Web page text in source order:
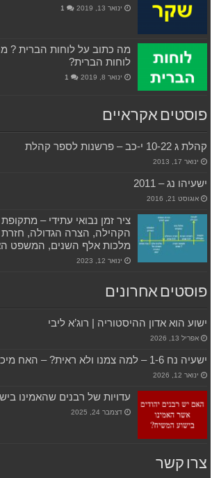
ינואר 13, 2019 1
מה כתוב על לוחות הברית ?
לוחות הברית?
ינואר 8, 2019 1
פוסטים אקראיים
קהלת ג 10-22 י-כב – פרשנות לספר קהלת
ינואר 17, 2013
ישעיהו נג – 2011
אוגוסט 21, 2016
ציר זמן נבואי עתידי –
הקהילה, הצרה הגדולה,
מלכות אלף השנים, המשפט
ינואר 12, 2023
פוסטים אחרונים
ישוע הוא אדון ההיסטוריה | רוג’א ליבי
אפריל 13, 2026
ישעיה נח 1-6 – למה צמנו ולא ראית? – האח מיכאל בנטלי
ינואר 12, 2026
עדויות של רבנים שהאמינו
דצמבר 24, 2025
צרו קשר